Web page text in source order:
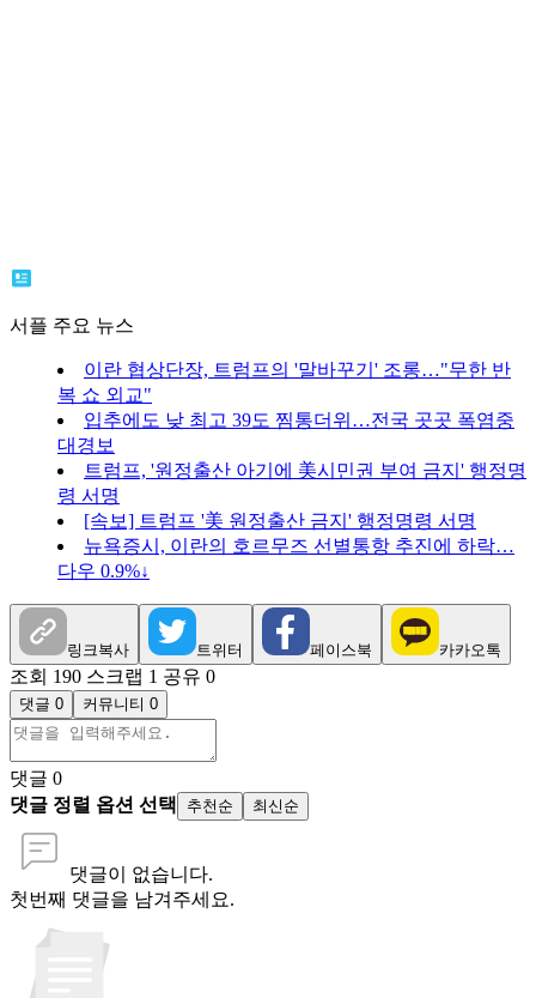
서플 주요 뉴스
이란 협상단장, 트럼프의 '말바꾸기' 조롱…"무한 반
복 쇼 외교"
입추에도 낮 최고 39도 찜통더위…전국 곳곳 폭염중
대경보
트럼프, '원정출산 아기에 美시민권 부여 금지' 행정명
령 서명
[속보] 트럼프 '美 원정출산 금지' 행정명령 서명
뉴욕증시, 이란의 호르무즈 선별통항 추진에 하락…
다우 0.9%↓
링크복사 트위터 페이스북 카카오톡
조회 190 스크랩 1 공유 0
댓글 0 커뮤니티 0
댓글 0
댓글 정렬 옵션 선택
추천순 최신순
댓글이 없습니다.
첫번째 댓글을 남겨주세요.